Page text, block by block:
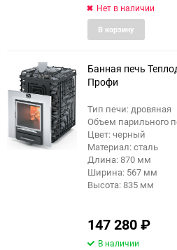
Нет в наличии
В корзину
Банная печь
Профи
Тип печи: дровяная
Объем парильного
Цвет: черный
Материал: сталь
Длина: 870 мм
Ширина: 567 мм
Высота: 835 мм
147 280₽
В наличии